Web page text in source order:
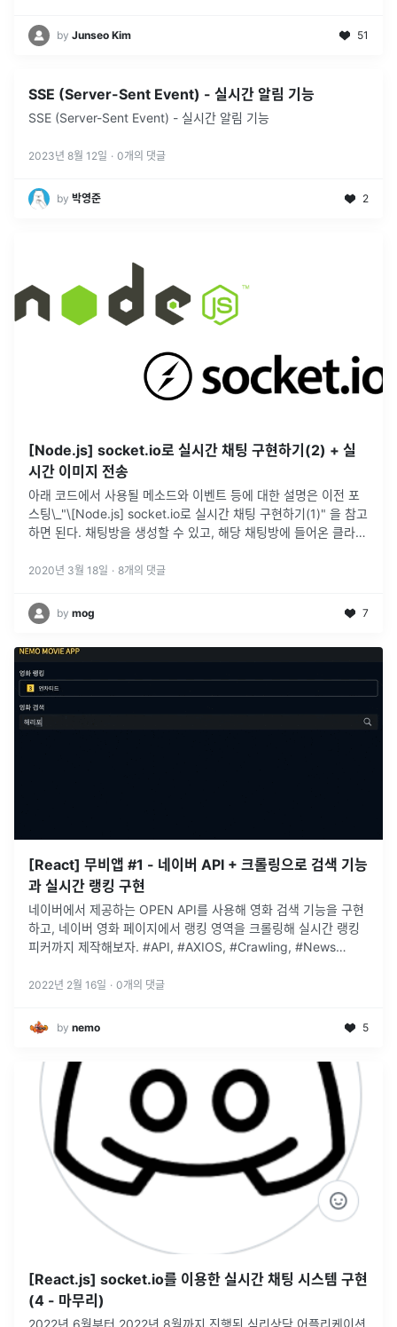
by Junseo Kim 51
SSE (Server-Sent Event) - 실시간 알림 기능
SSE (Server-Sent Event) - 실시간 알림 기능
2023년 8월 12일 · 0개의 댓글
by 박영준 2
[Node.js] socket.io로 실시간 채팅 구현하기(2) + 실
시간 이미지 전송
아래 코드에서 사용될 메소드와 이벤트 등에 대한 설명은 이전 포
스팅\_"\[Node.js] socket.io로 실시간 채팅 구현하기(1)" 을 참고
하면 된다. 채팅방을 생성할 수 있고, 해당 채팅방에 들어온 클라이
2020년 3월 18일 · 8개의 댓글
by mog 7
[React] 무비앱 #1 - 네이버 API + 크롤링으로 검색 기능
과 실시간 랭킹 구현
네이버에서 제공하는 OPEN API를 사용해 영화 검색 기능을 구현
하고, 네이버 영화 페이지에서 랭킹 영역을 크롤링해 실시간 랭킹
피커까지 제작해보자. #API, #AXIOS, #Crawling, #News
2022년 2월 16일 · 0개의 댓글
by nemo 5
[React.js] socket.io를 이용한 실시간 채팅 시스템 구현
(4 - 마무리)
2022년 6월부터 2022년 8월까지 진행된 심리상담 어플리케이션